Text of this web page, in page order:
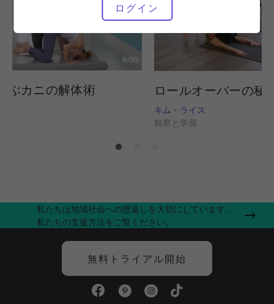
ログイン
6:50
ぶカニの解体術 ロールオーバーの秘
キム・ライス
観察と学習
私たちは地域社会への恩返しを大切にしています。
私たちの支援方法をご覧ください。
無料トライアル開始